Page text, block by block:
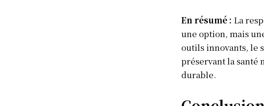
En résumé : La
une option, mais
outils innovants, le
préservant la santé
durable.